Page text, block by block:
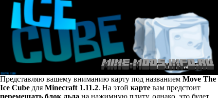
Представляю вашему вниманию карту под названием Move The
Ice Cube для Minecraft 1.11.2. На этой карте вам предстоит